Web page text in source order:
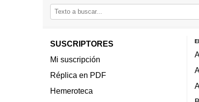
SUSCRIPTORES
Mi suscripción
Réplica en PDF
Hemeroteca